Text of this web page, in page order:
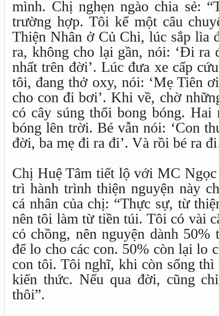
mình. Chị nghẹn ngào chia sẻ:
trường hợp. Tôi kể một câu
Thiện Nhân ở Củ Chi, lúc sắp lìa
ra, không cho lại gần, nói: ‘Đi ra
nhất trên đời’. Lúc đưa xe cấp
tôi, đang thở oxy, nói: ‘Mẹ Tiên
cho con đi bơi’. Khi về, chờ
có cây súng thổi bong bóng.
bóng lên trời. Bé vẫn nói: ‘Con
đời, ba mẹ đi ra đi’. Và rồi bé ra
Chị Huệ Tâm tiết lộ với MC
trì hành trình thiện nguyện này
cá nhân của chị: “Thực sự, từ
nên tôi làm từ tiền túi. Tôi có vài
có chồng, nên nguyện dành
để lo cho các con. 50% còn lại lo
con tôi. Tôi nghĩ, khi còn sống
kiến thức. Nếu qua đời, cũng
thôi”.